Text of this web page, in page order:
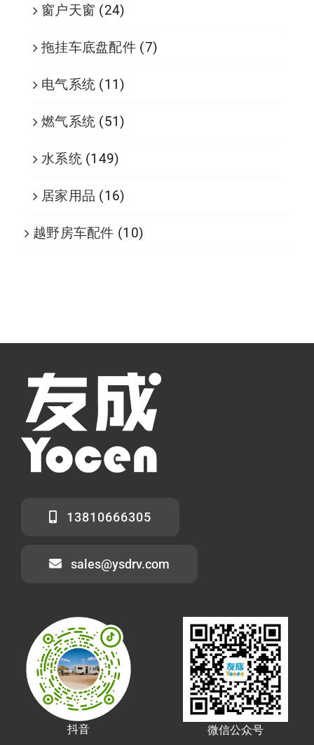
窗户天窗 (24)
拖挂车底盘配件 (7)
电气系统 (11)
燃气系统 (51)
水系统 (149)
居家用品 (16)
越野房车配件 (10)
13810666305
sales@ysdrv.com
抖音 微信公众号